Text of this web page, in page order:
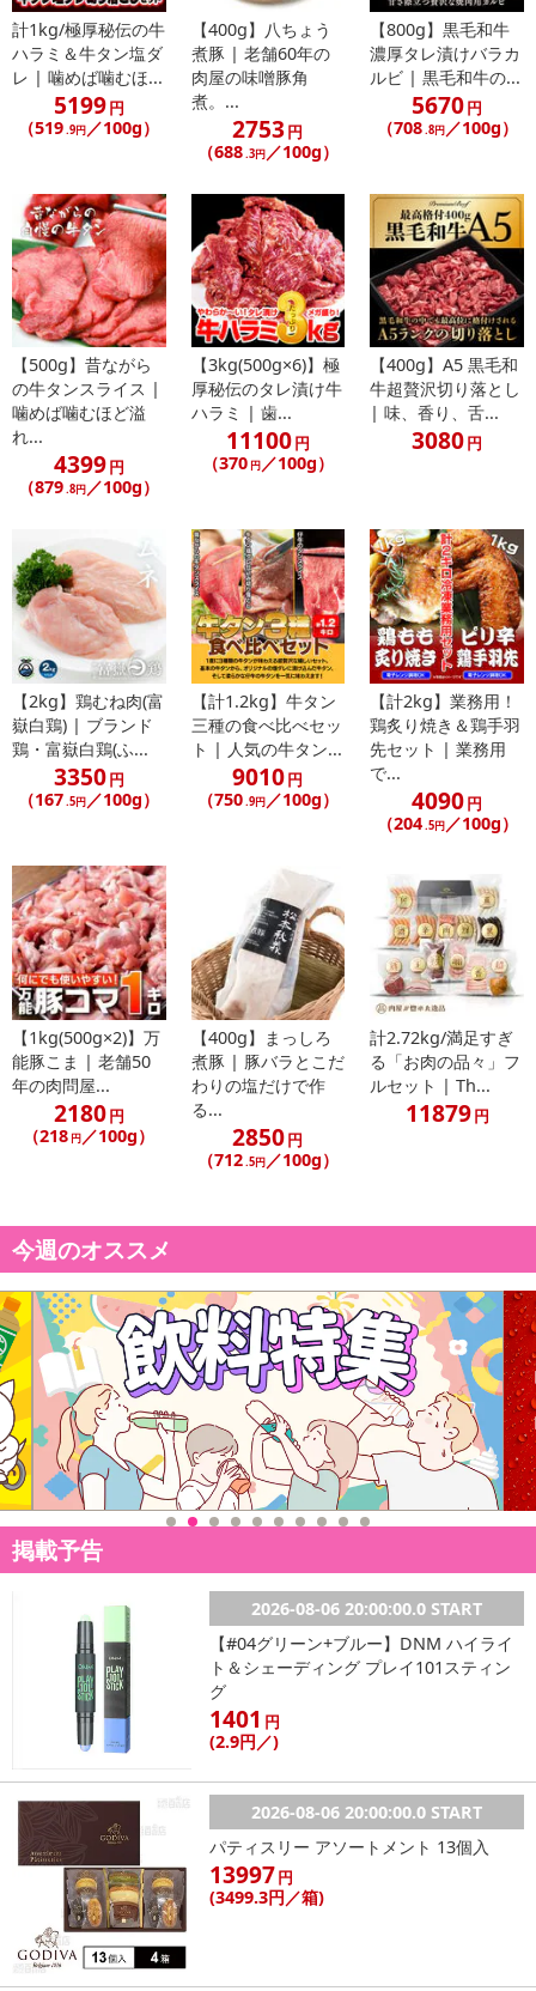
※お支払い方法は、電話料金合算払い、クレジットカード払い、dポ
イントがご利用いただけます。
【発送・お届け・商品について】
※お申込み頂きました商品の同梱、お届けの日時指定はいたしかね
※お客様のご都合でお受取りいただけない場合、商品の再発送や返
金はいたしかねます。
また、お届け日時のご指定は、お受けできません。宅配業者からの
不在票にてご対応ください。
※発送予定日は前後する場合がございます。また商品によって発送
日が異なります。
※dショッピングサンプル百貨店よりお届けする商品は、ご利用いた
だいた後のご感想をいただくことを目的としており、転売等は固く
禁じます。
転売等、目的以外での利用が確認された場合は、サービス利用を停
止させていただきます。
※こちらの商品については商品の発送完了後、
配送伝票番号がマイページに表示されない場合もございます。予
めご了承ください。
発送日カレンダー
休業日
■その他共通および商品カテゴリー別注意事項（※必ずご確認くだ
さい）
こちらの情報は 2026-07-09 14:13:35.0 での情報となります。
計1kg/極厚秘伝の牛
ハラミ＆牛タン塩ダ
レ | 噛めば噛むほ...
5199円
（519.9円 ／100g）
【400g】八ちょう
煮豚 | 老舗60年の
肉屋の味噌豚角
煮。...
2753円
（688.3円／100g）
【800g】黒毛和牛
濃厚タレ漬けバラカ
ルビ | 黒毛和牛の...
5670円
（708.8円／100g）
【500g】昔ながら
の牛タンスライス |
噛めば噛むほど溢
れ...
4399円
（879.8円／100g）
【3kg(500g×6)】極
厚秘伝のタレ漬け牛
ハラミ | 歯...
11100円
（370 円／100g）
【400g】A5 黒毛和
牛超贅沢切り落とし
| 味、香り、舌...
3080円
【2kg】鶏むね肉(富
嶽白鶏) | ブランド
鶏・富嶽白鶏(ふ...
3350円
（167.5円／100g）
【計1.2kg】牛タン
三種の食べ比べセッ
ト | 人気の牛タン...
9010円
（750.9円／100g）
【計2kg】業務用！
鶏炙り焼き＆鶏手羽
先セット | 業務用
で...
4090円
（204.5円／100g）
【1kg(500g×2)】万
能豚こま | 老舗50
年の肉問屋...
2180円
（218 円 ／100g）
【400g】まっしろ
煮豚 | 豚バラとこだ
わりの塩だけで作
る...
2850円
（712.5円／100g）
計2.72kg/満足すぎ
る「お肉の品々」フ
ルセット | Th...
11879円
今週のオススメ
掲載予告
2026-08-06 20:00:00.0 START
【#04グリーン+ブルー】DNM ハイライ
ト＆シェーディング プレイ101スティン
グ
1401 円
(2.9円 ／)
2026-08-06 20:00:00.0 START
パティスリー アソートメント 13個入
13997円
(3499.3円／箱)